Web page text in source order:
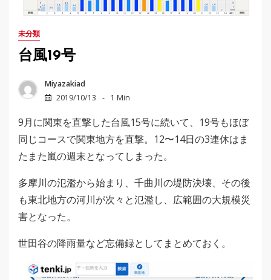
未分類
台風19号
Miyazakiad
2019/10/13
1 Min
9月に関東を直撃した台風15号に続いて、19号もほぼ
同じコースで関東地方を直撃。12〜14日の3連休はま
たまた嵐の週末となってしまった。
多摩川の氾濫から始まり、千曲川の堤防決壊、その後
も東北地方の河川が次々と氾濫し、広範囲の大規模災
害となった。
世田谷の降雨量など忘備録としてまとめておく。